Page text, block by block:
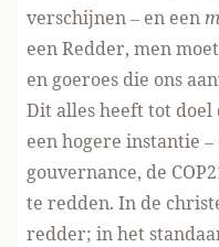
verschijnen – en een
een Redder, men
en goeroes die ons
Dit alles heeft tot
een hogere instantie
gouvernance, de
te redden. In de
redder; in het